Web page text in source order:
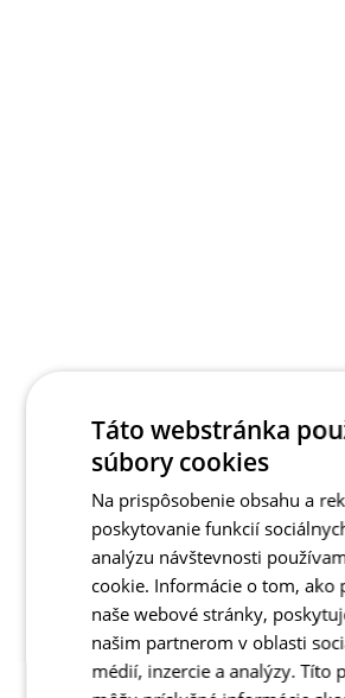
Táto webstránka
súbory cookies
Na prispôsobenie obsahu a
poskytovanie funkcií
analýzu návštevnosti
cookie. Informácie o tom, ako
naše webové stránky,
našim partnerom v oblasti
médií, inzercie a analýzy. Títo